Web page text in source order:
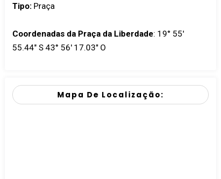
Tipo: Praça
Coordenadas da Praça da Liberdade: 19° 55'
55.44" S 43° 56' 17.03" O
Mapa De Localização: